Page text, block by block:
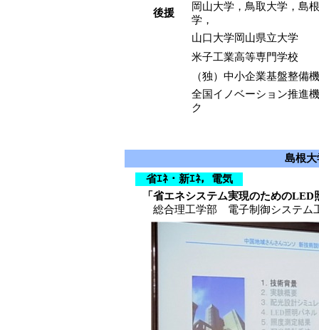
後援
岡山大学，鳥取大学，島
学，
山口大学岡山県立大学
米子工業高等専門学校
（独）中小企業基盤整備
全国イノベーション推進
ク
島根
省ｴﾈ・新ｴﾈ，電気
「 省エネシステム実現のためのLED
総合理工学部 電子制御システ